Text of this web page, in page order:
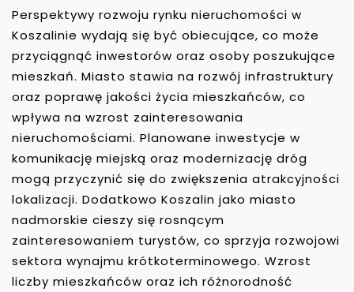
Perspektywy rozwoju rynku nieruchomości w
Koszalinie wydają się być obiecujące, co może
przyciągnąć inwestorów oraz osoby poszukujące
mieszkań. Miasto stawia na rozwój infrastruktury
oraz poprawę jakości życia mieszkańców, co
wpływa na wzrost zainteresowania
nieruchomościami. Planowane inwestycje w
komunikację miejską oraz modernizację dróg
mogą przyczynić się do zwiększenia atrakcyjności
lokalizacji. Dodatkowo Koszalin jako miasto
nadmorskie cieszy się rosnącym
zainteresowaniem turystów, co sprzyja rozwojowi
sektora wynajmu krótkoterminowego. Wzrost
liczby mieszkańców oraz ich różnorodność